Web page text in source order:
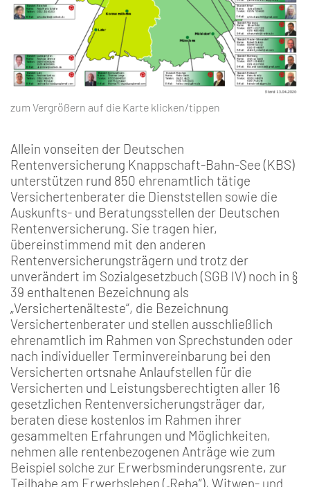
zum Vergrößern auf die Karte klicken/tippen
Allein vonseiten der Deutschen
Rentenversicherung Knappschaft-Bahn-See (KBS)
unterstützen rund 850 ehrenamtlich tätige
Versichertenberater die Dienststellen sowie die
Auskunfts- und Beratungsstellen der Deutschen
Rentenversicherung. Sie tragen hier,
übereinstimmend mit den anderen
Rentenversicherungsträgern und trotz der
unverändert im Sozialgesetzbuch (SGB IV) noch in §
39 enthaltenen Bezeichnung als
„Versichertenälteste“, die Bezeichnung
Versichertenberater und stellen ausschließlich
ehrenamtlich im Rahmen von Sprechstunden oder
nach individueller Terminvereinbarung bei den
Versicherten ortsnahe Anlaufstellen für die
Versicherten und Leistungsberechtigten aller 16
gesetzlichen Rentenversicherungsträger dar,
beraten diese kostenlos im Rahmen ihrer
gesammelten Erfahrungen und Möglichkeiten,
nehmen alle rentenbezogenen Anträge wie zum
Beispiel solche zur Erwerbsminderungsrente, zur
Teilhabe am Erwerbsleben („Reha“), Witwen- und